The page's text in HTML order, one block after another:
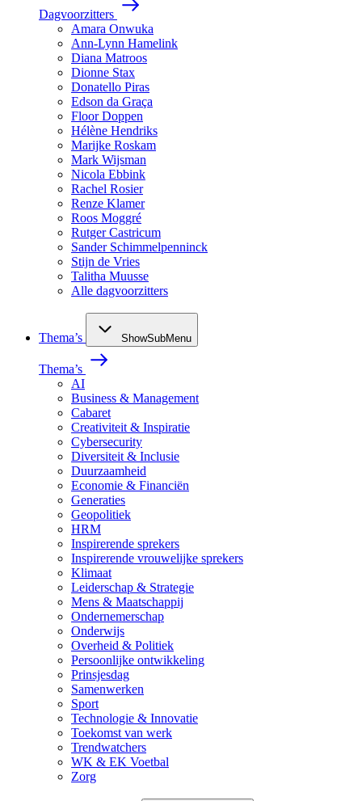
Dagvoorzitters
Amara Onwuka
Ann-Lynn Hamelink
Diana Matroos
Dionne Stax
Donatello Piras
Edson da Graça
Floor Doppen
Hélène Hendriks
Marijke Roskam
Mark Wijsman
Nicola Ebbink
Rachel Rosier
Renze Klamer
Roos Moggré
Rutger Castricum
Sander Schimmelpenninck
Stijn de Vries
Talitha Muusse
Alle dagvoorzitters
Thema’s ShowSubMenu
Thema’s
AI
Business & Management
Cabaret
Creativiteit & Inspiratie
Cybersecurity
Diversiteit & Inclusie
Duurzaamheid
Economie & Financiën
Generaties
Geopolitiek
HRM
Inspirerende sprekers
Inspirerende vrouwelijke sprekers
Klimaat
Leiderschap & Strategie
Mens & Maatschappij
Ondernemerschap
Onderwijs
Overheid & Politiek
Persoonlijke ontwikkeling
Prinsjesdag
Samenwerken
Sport
Technologie & Innovatie
Toekomst van werk
Trendwatchers
WK & EK Voetbal
Zorg